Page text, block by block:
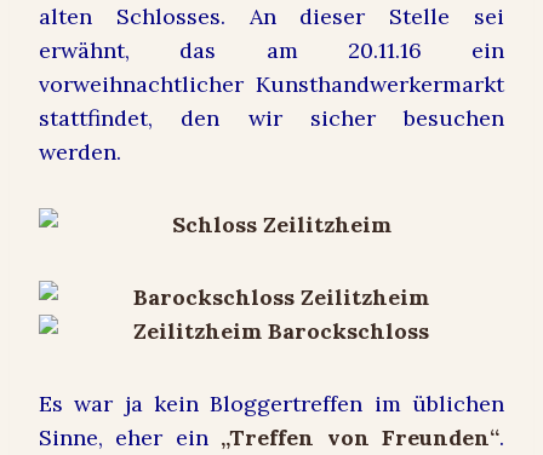
alten Schlosses. An dieser Stelle sei
erwähnt, das am 20.11.16 ein
vorweihnachtlicher Kunsthandwerkermarkt
stattfindet, den wir sicher besuchen
werden.
Es war ja kein Bloggertreffen im üblichen
Sinne, eher ein „Treffen von Freunden“.